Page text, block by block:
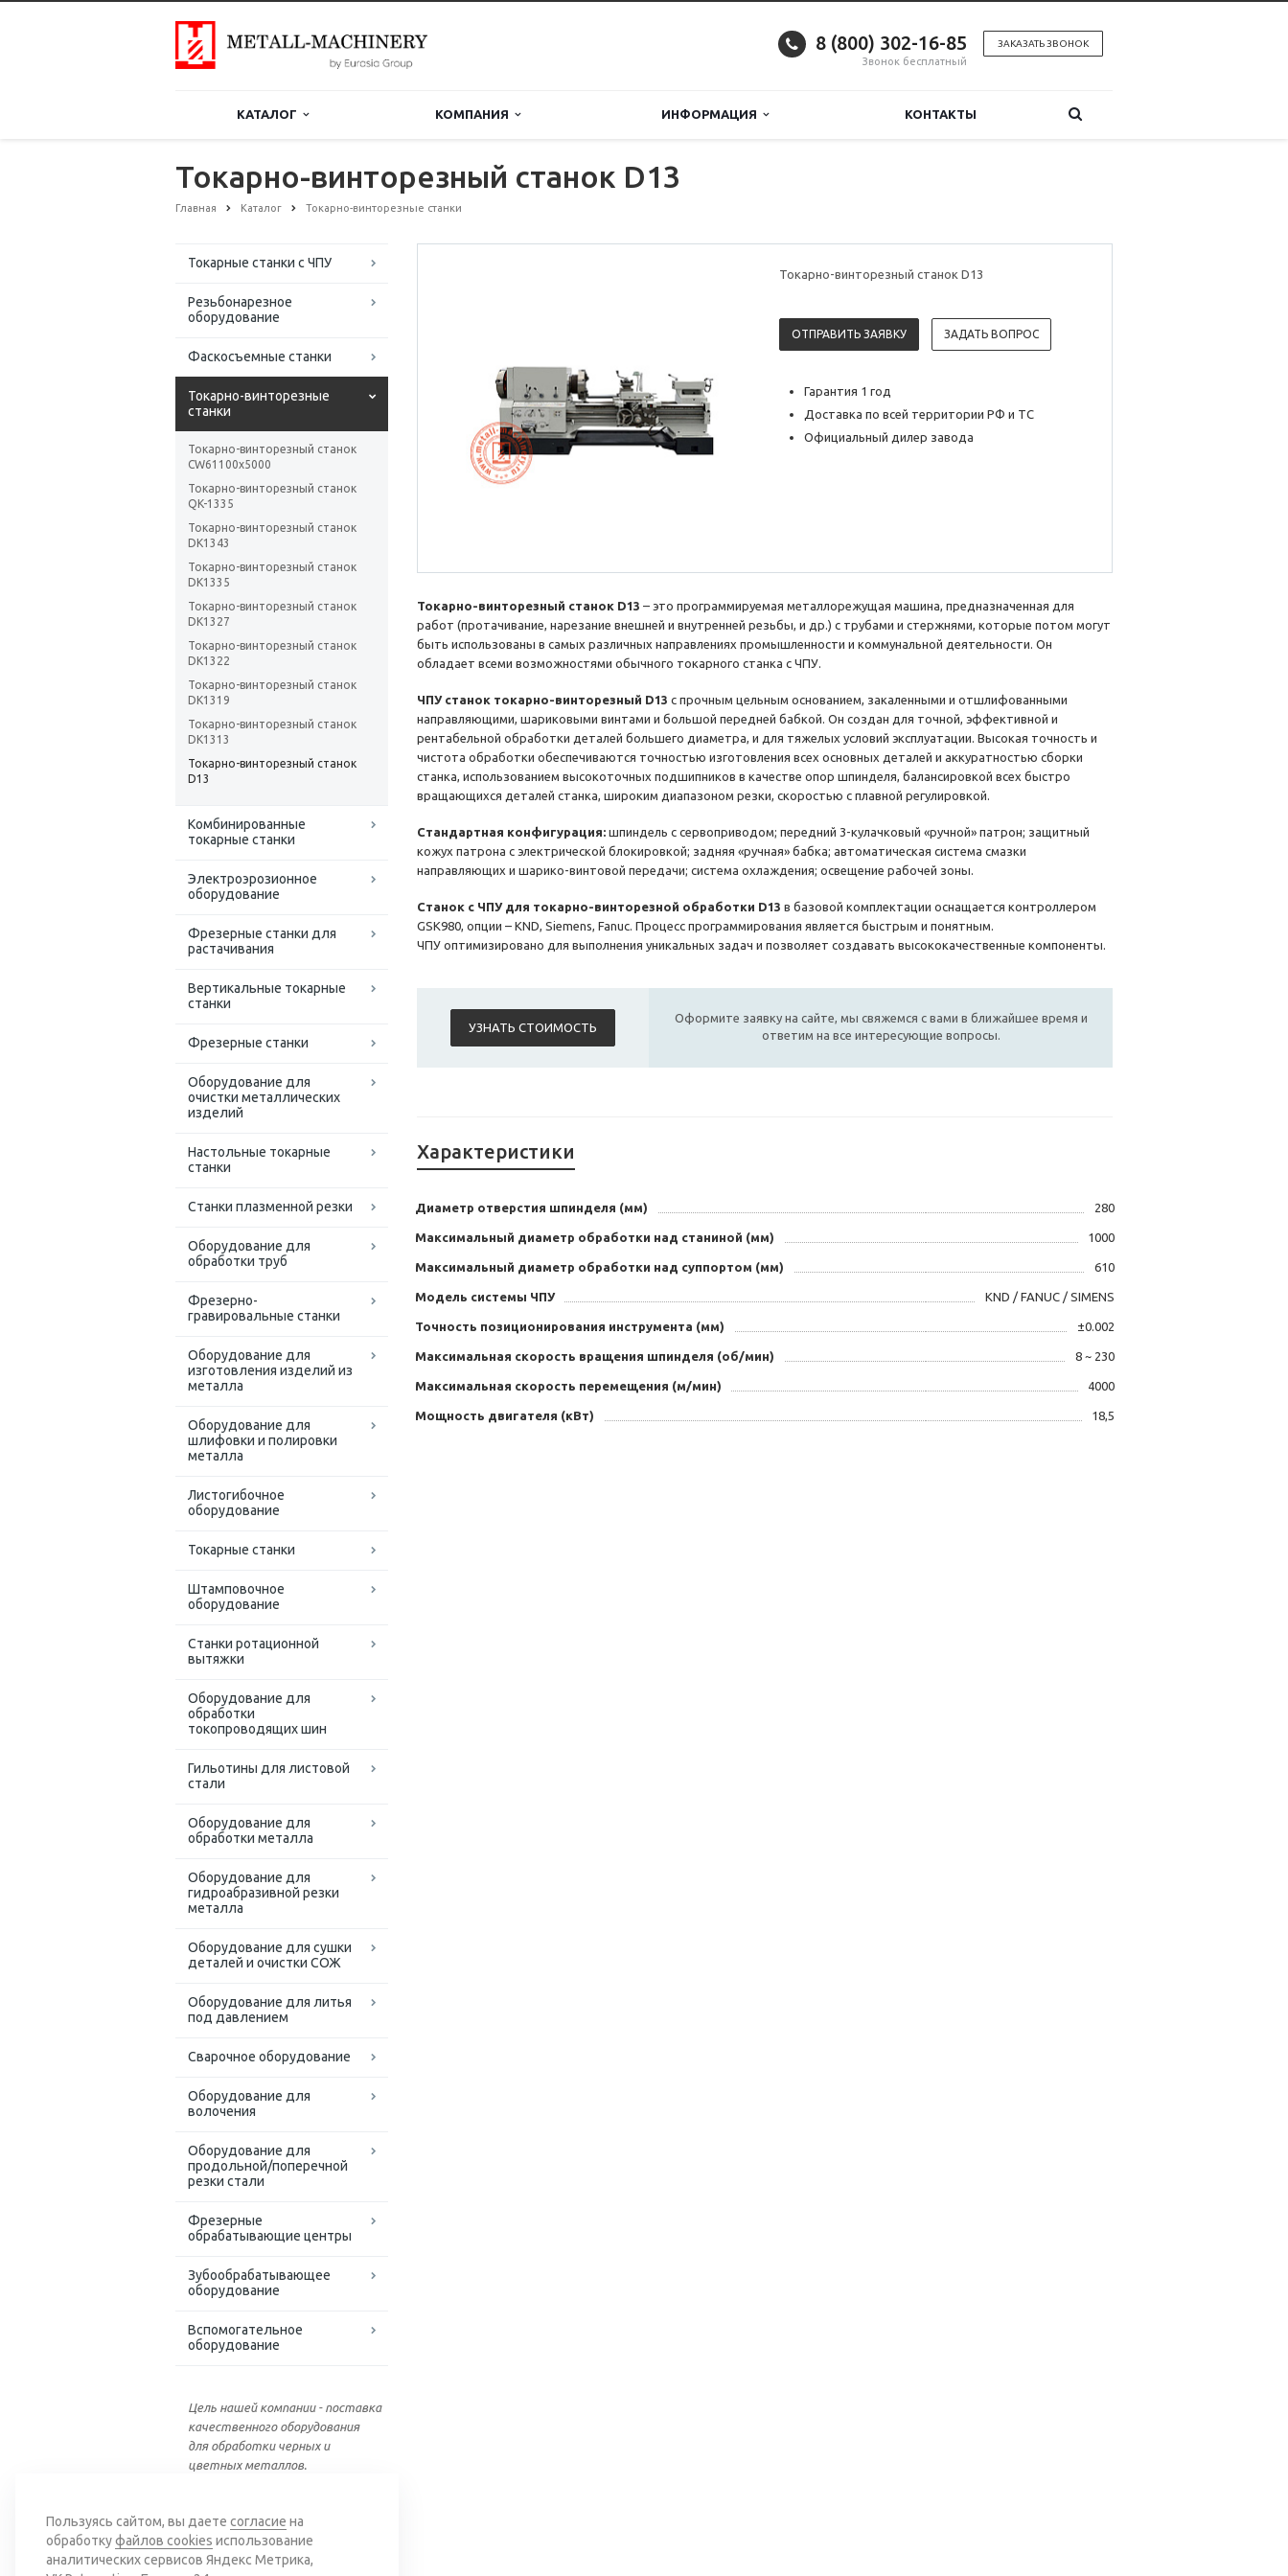
ЗАКАЗАТЬ ЗВОНОК
8 (800) 302-16-85
Звонок бесплатный
КАТАЛОГ КОМПАНИЯ ИНФОРМАЦИЯ КОНТАКТЫ
Токарно-винторезный станок D13
Главная Каталог Токарно-винторезные станки
Токарные станки с ЧПУ
Резьбонарезное
оборудование
Фаскосъемные станки
Токарно-винторезные
станки
Токарно-винторезный станок
CW61100x5000
Токарно-винторезный станок
QK-1335
Токарно-винторезный станок
DK1343
Токарно-винторезный станок
DK1335
Токарно-винторезный станок
DK1327
Токарно-винторезный станок
DK1322
Токарно-винторезный станок
DK1319
Токарно-винторезный станок
DK1313
Токарно-винторезный станок
D13
Комбинированные
токарные станки
Электроэрозионное
оборудование
Фрезерные станки для
растачивания
Вертикальные токарные
станки
Фрезерные станки
Оборудование для
очистки металлических
изделий
Настольные токарные
станки
Станки плазменной резки
Оборудование для
обработки труб
Фрезерно-
гравировальные станки
Оборудование для
изготовления изделий из
металла
Оборудование для
шлифовки и полировки
металла
Листогибочное
оборудование
Токарные станки
Штамповочное
оборудование
Станки ротационной
вытяжки
Оборудование для
обработки
токопроводящих шин
Гильотины для листовой
стали
Оборудование для
обработки металла
Оборудование для
гидроабразивной резки
металла
Оборудование для сушки
деталей и очистки СОЖ
Оборудование для литья
под давлением
Сварочное оборудование
Оборудование для
волочения
Оборудование для
продольной/поперечной
резки стали
Фрезерные
обрабатывающие центры
Зубообрабатывающее
оборудование
Вспомогательное
оборудование
Цель нашей компании - поставка
качественного оборудования
для обработки черных и
цветных металлов.
Токарно-винторезный станок D13
ОТПРАВИТЬ ЗАЯВКУ ЗАДАТЬ ВОПРОС
Гарантия 1 год
Доставка по всей территории РФ и ТС
Официальный дилер завода
Токарно-винторезный станок D13 – это программируемая металлорежущая машина, предназначенная для
работ (протачивание, нарезание внешней и внутренней резьбы, и др.) с трубами и стержнями, которые потом могут
быть использованы в самых различных направлениях промышленности и коммунальной деятельности. Он
обладает всеми возможностями обычного токарного станка с ЧПУ.
ЧПУ станок токарно-винторезный D13 с прочным цельным основанием, закаленными и отшлифованными
направляющими, шариковыми винтами и большой передней бабкой. Он создан для точной, эффективной и
рентабельной обработки деталей большего диаметра, и для тяжелых условий эксплуатации. Высокая точность и
чистота обработки обеспечиваются точностью изготовления всех основных деталей и аккуратностью сборки
станка, использованием высокоточных подшипников в качестве опор шпинделя, балансировкой всех быстро
вращающихся деталей станка, широким диапазоном резки, скоростью с плавной регулировкой.
Стандартная конфигурация: шпиндель с сервоприводом; передний 3-кулачковый «ручной» патрон; защитный
кожух патрона с электрической блокировкой; задняя «ручная» бабка; автоматическая система смазки
направляющих и шарико-винтовой передачи; система охлаждения; освещение рабочей зоны.
Станок с ЧПУ для токарно-винторезной обработки D13 в базовой комплектации оснащается контроллером
GSK980, опции – KND, Siemens, Fanuc. Процесс программирования является быстрым и понятным.
ЧПУ оптимизировано для выполнения уникальных задач и позволяет создавать высококачественные компоненты.
УЗНАТЬ СТОИМОСТЬ
Оформите заявку на сайте, мы свяжемся с вами в ближайшее время и
ответим на все интересующие вопросы.
Характеристики
Диаметр отверстия шпинделя (мм) 280
Максимальный диаметр обработки над станиной (мм) 1000
Максимальный диаметр обработки над суппортом (мм) 610
Модель системы ЧПУ KND / FANUC / SIMENS
Точность позиционирования инструмента (мм) ±0.002
Максимальная скорость вращения шпинделя (об/мин) 8 ~ 230
Максимальная скорость перемещения (м/мин) 4000
Мощность двигателя (кВт) 18,5
Вернуться к списку
Пользуясь сайтом, вы даете согласие на
обработкуфайлов cookies использование
аналитических сервисов Яндекс Метрика,